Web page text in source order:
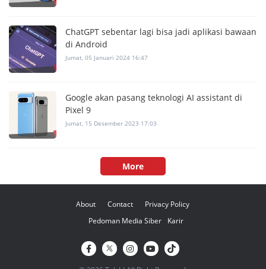
ChatGPT sebentar lagi bisa jadi aplikasi bawaan
di Android
Jumat, 05 Januari 2024 16:47
Google akan pasang teknologi AI assistant di
Pixel 9
Jumat, 15 Desember 2023 17:03
More
About Contact
Privacy Policy
Pedoman Media Siber
Karir